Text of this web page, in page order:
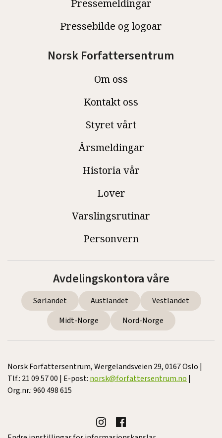
Pressemeldingar
Pressebilde og logoar
Norsk Forfattersentrum
Om oss
Kontakt oss
Styret vårt
Årsmeldingar
Historia vår
Lover
Varslingsrutinar
Personvern
Avdelingskontora våre
Sørlandet Austlandet
Vestlandet
Midt-Norge
Nord-Norge
Norsk Forfattersentrum, Wergelandsveien 29, 0167 Oslo |
Tlf.: 21 09 57 00 | E-post: norsk@forfattersentrum.no |
Org.nr.: 960 498 615